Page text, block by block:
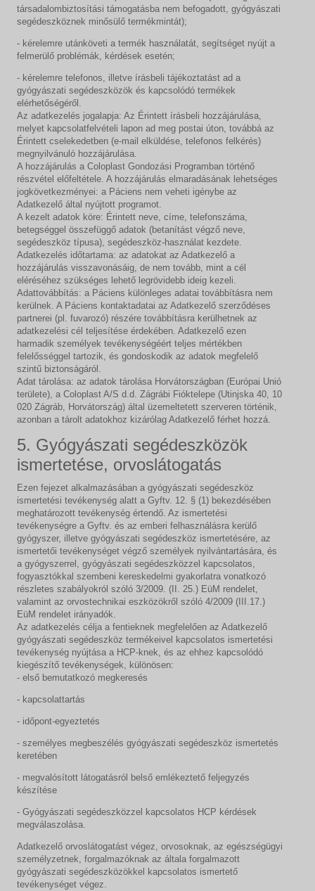
társadalombiztosítási támogatásba nem befogadott, gyógyászati
segédeszköznek minősülő termékmintát);
- kérelemre utánköveti a termék használatát, segítséget nyújt a
felmerülő problémák, kérdések esetén;
- kérelemre telefonos, illetve írásbeli tájékoztatást ad a
gyógyászati segédeszközök és kapcsolódó termékek
elérhetőségéről.
Az adatkezelés jogalapja: Az Érintett írásbeli hozzájárulása,
melyet kapcsolatfelvételi lapon ad meg postai úton, továbbá az
Érintett cselekedetben (e-mail elküldése, telefonos felkérés)
megnyilvánuló hozzájárulása.
A hozzájárulás a Coloplast Gondozási Programban történő
részvétel előfeltétele. A hozzájárulás elmaradásának lehetséges
jogkövetkezményei: a Páciens nem veheti igénybe az
Adatkezelő által nyújtott programot.
A kezelt adatok köre: Érintett neve, címe, telefonszáma,
betegséggel összefüggő adatok (betanítást végző neve,
segédeszköz típusa), segédeszköz-használat kezdete.
Adatkezelés időtartama: az adatokat az Adatkezelő a
hozzájárulás visszavonásáig, de nem tovább, mint a cél
eléréséhez szükséges lehető legrövidebb ideig kezeli.
Adattovábbítás: a Páciens különleges adatai továbbításra nem
kerülnek. A Páciens kontaktadatai az Adatkezelő szerződéses
partnerei (pl. fuvarozó) részére továbbításra kerülhetnek az
adatkezelési cél teljesítése érdekében. Adatkezelő ezen
harmadik személyek tevékenységéért teljes mértékben
felelősséggel tartozik, és gondoskodik az adatok megfelelő
szintű biztonságáról.
Adat tárolása: az adatok tárolása Horvátországban (Európai Unió
területe), a Coloplast A/S d.d. Zágrábi Fióktelepe (Utinjska 40, 10
020 Zágráb, Horvátország) által üzemeltetett szerveren történik,
azonban a tárolt adatokhoz kizárólag Adatkezelő férhet hozzá.
5. Gyógyászati segédeszközök
ismertetése, orvoslátogatás
Ezen fejezet alkalmazásában a gyógyászati segédeszköz
ismertetési tevékenység alatt a Gyftv. 12. § (1) bekezdésében
meghatározott tevékenység értendő. Az ismertetési
tevékenységre a Gyftv. és az emberi felhasználásra kerülő
gyógyszer, illetve gyógyászati segédeszköz ismertetésére, az
ismertetői tevékenységet végző személyek nyilvántartására, és
a gyógyszerrel, gyógyászati segédeszközzel kapcsolatos,
fogyasztókkal szembeni kereskedelmi gyakorlatra vonatkozó
részletes szabályokról szóló 3/2009. (II. 25.) EüM rendelet,
valamint az orvostechnikai eszközökről szóló 4/2009 (III.17.)
EüM rendelet irányadók.
Az adatkezelés célja a fentieknek megfelelően az Adatkezelő
gyógyászati segédeszköz termékeivel kapcsolatos ismertetési
tevékenység nyújtása a HCP-knek, és az ehhez kapcsolódó
kiegészítő tevékenységek, különösen:
- első bemutatkozó megkeresés
- kapcsolattartás
- időpont-egyeztetés
- személyes megbeszélés gyógyászati segédeszköz ismertetés
keretében
- megvalósított látogatásról belső emlékeztető feljegyzés
készítése
- Gyógyászati segédeszközzel kapcsolatos HCP kérdések
megválaszolása.
Adatkezelő orvoslátogatást végez, orvosoknak, az egészségügyi
személyzetnek, forgalmazóknak az általa forgalmazott
gyógyászati segédeszközökkel kapcsolatos ismertető
tevékenységet végez.